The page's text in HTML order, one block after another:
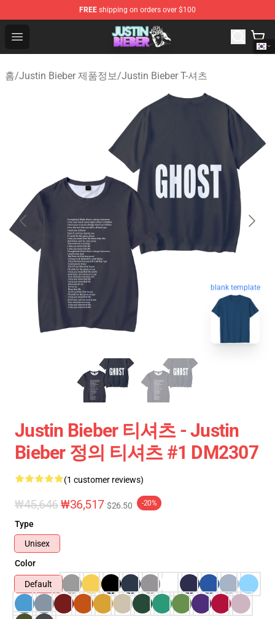
FREE shipping on orders over $100
Open menu
Justin Bieber Store - Official Justin Bieber Merchandise
홈/Justin Bieber 제품정보/Justin Bieber T-셔츠
blank template
Justin Bieber 티셔츠 - Justin
Bieber 정의 티셔츠 #1 DM2307
(1 customer reviews)
₩45,646₩36,517 $26.50 -20%
Type
Unisex
Color
Default